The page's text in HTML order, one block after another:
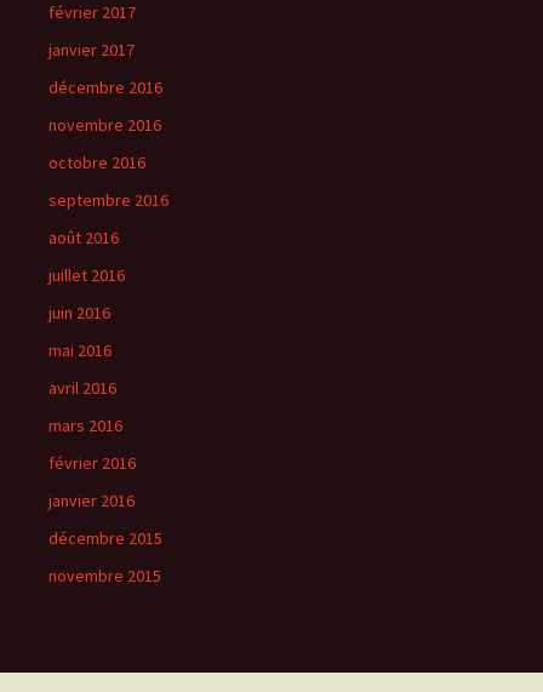
février 2017
janvier 2017
décembre 2016
novembre 2016
octobre 2016
septembre 2016
août 2016
juillet 2016
juin 2016
mai 2016
avril 2016
mars 2016
février 2016
janvier 2016
décembre 2015
novembre 2015